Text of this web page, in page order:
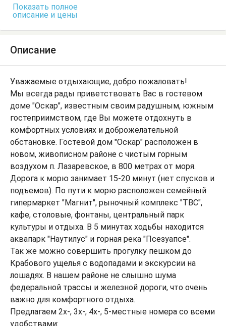
Показать полное
описание и цены
Описание
Уважаемые отдыхающие, добро пожаловать!
Мы всегда рады приветствовать Вас в гостевом
доме "Оскар", известным своим радушным, южным
гостеприимством, где Вы можете отдохнуть в
комфортных условиях и доброжелательной
обстановке. Гостевой дом "Оскар" расположен в
новом, живописном районе с чистым горным
воздухом п. Лазаревское, в 800 метрах от моря.
Дорога к морю занимает 15-20 минут (нет спусков и
подъемов). По пути к морю расположен семейный
гипермаркет "Магнит", рыночный комплекс "ТВС",
кафе, столовые, фонтаны, центральный парк
культуры и отдыха. В 5 минутах ходьбы находится
аквапарк "Наутилус" и горная река "Псезуапсе".
Так же можно совершить прогулку пешком до
Крабового ущелья с водопадами и экскурсии на
лошадях. В нашем районе не слышно шума
федеральной трассы и железной дороги, что очень
важно для комфортного отдыха.
Предлагаем 2х-, 3х-, 4х-, 5-местные номера со всеми
удобствами: